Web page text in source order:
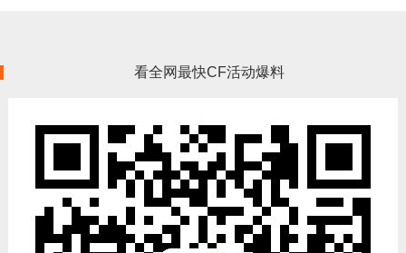
看全网最快CF活动爆料